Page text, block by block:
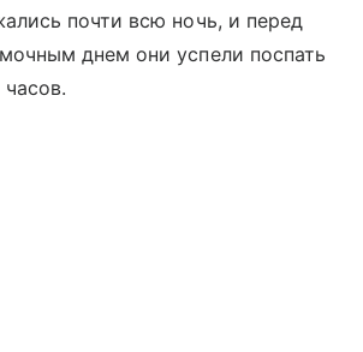
почти всю ночь, и перед
днем они успели поспать